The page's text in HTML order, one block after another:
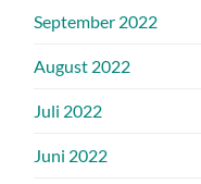
September 2022
August 2022
Juli 2022
Juni 2022